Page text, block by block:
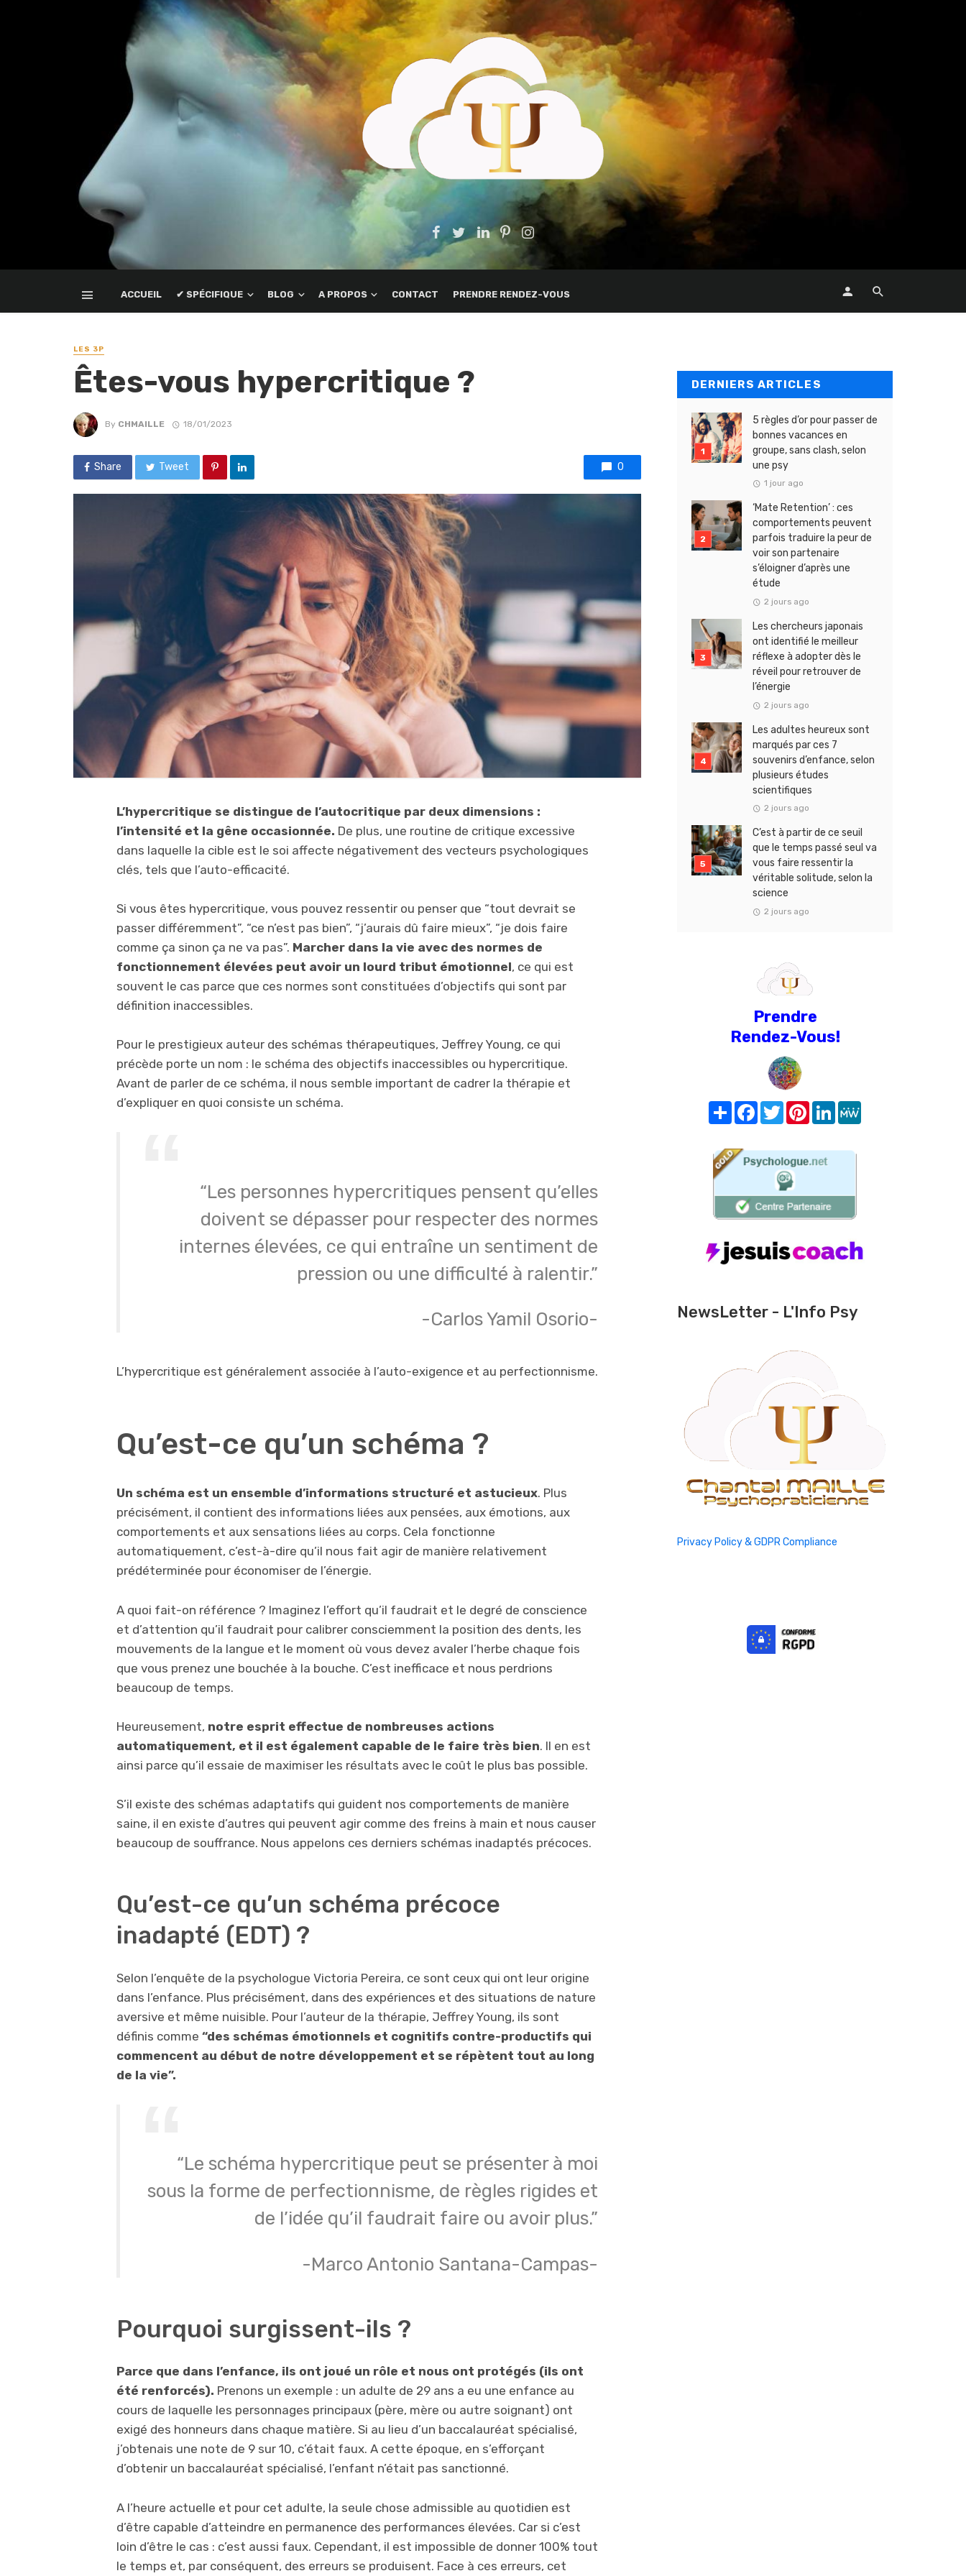
ACCUEIL ✔ SPÉCIFIQUE BLOG A PROPOS CONTACT PRENDRE RENDEZ-VOUS
LES 3P
Êtes-vous hypercritique ?
By CHMAILLE 18/01/2023
Share Tweet 0
L’hypercritique se distingue de l’autocritique par deux dimensions :
l’intensité et la gêne occasionnée. De plus, une routine de critique excessive
dans laquelle la cible est le soi affecte négativement des vecteurs psychologiques
clés, tels que l’auto-efficacité.
Si vous êtes hypercritique, vous pouvez ressentir ou penser que “tout devrait se
passer différemment”, “ce n’est pas bien”, “j’aurais dû faire mieux”, “je dois faire
comme ça sinon ça ne va pas”. Marcher dans la vie avec des normes de
fonctionnement élevées peut avoir un lourd tribut émotionnel, ce qui est
souvent le cas parce que ces normes sont constituées d’objectifs qui sont par
définition inaccessibles.
Pour le prestigieux auteur des schémas thérapeutiques, Jeffrey Young, ce qui
précède porte un nom : le schéma des objectifs inaccessibles ou hypercritique.
Avant de parler de ce schéma, il nous semble important de cadrer la thérapie et
d’expliquer en quoi consiste un schéma.
“Les personnes hypercritiques pensent qu’elles
doivent se dépasser pour respecter des normes
internes élevées, ce qui entraîne un sentiment de
pression ou une difficulté à ralentir.”
-Carlos Yamil Osorio-
L’hypercritique est généralement associée à l’auto-exigence et au perfectionnisme.
Qu’est-ce qu’un schéma ?
Un schéma est un ensemble d’informations structuré et astucieux. Plus
précisément, il contient des informations liées aux pensées, aux émotions, aux
comportements et aux sensations liées au corps. Cela fonctionne
automatiquement, c’est-à-dire qu’il nous fait agir de manière relativement
prédéterminée pour économiser de l’énergie.
A quoi fait-on référence ? Imaginez l’effort qu’il faudrait et le degré de conscience
et d’attention qu’il faudrait pour calibrer consciemment la position des dents, les
mouvements de la langue et le moment où vous devez avaler l’herbe chaque fois
que vous prenez une bouchée à la bouche. C’est inefficace et nous perdrions
beaucoup de temps.
Heureusement, notre esprit effectue de nombreuses actions
automatiquement, et il est également capable de le faire très bien. Il en est
ainsi parce qu’il essaie de maximiser les résultats avec le coût le plus bas possible.
S’il existe des schémas adaptatifs qui guident nos comportements de manière
saine, il en existe d’autres qui peuvent agir comme des freins à main et nous causer
beaucoup de souffrance. Nous appelons ces derniers schémas inadaptés précoces.
Qu’est-ce qu’un schéma précoce
inadapté (EDT) ?
Selon l’enquête de la psychologue Victoria Pereira, ce sont ceux qui ont leur origine
dans l’enfance. Plus précisément, dans des expériences et des situations de nature
aversive et même nuisible. Pour l’auteur de la thérapie, Jeffrey Young, ils sont
définis comme “des schémas émotionnels et cognitifs contre-productifs qui
commencent au début de notre développement et se répètent tout au long
de la vie”.
“Le schéma hypercritique peut se présenter à moi
sous la forme de perfectionnisme, de règles rigides et
de l’idée qu’il faudrait faire ou avoir plus.”
-Marco Antonio Santana-Campas-
Pourquoi surgissent-ils ?
Parce que dans l’enfance, ils ont joué un rôle et nous ont protégés (ils ont
été renforcés). Prenons un exemple : un adulte de 29 ans a eu une enfance au
cours de laquelle les personnages principaux (père, mère ou autre soignant) ont
exigé des honneurs dans chaque matière. Si au lieu d’un baccalauréat spécialisé,
j’obtenais une note de 9 sur 10, c’était faux. A cette époque, en s’efforçant
d’obtenir un baccalauréat spécialisé, l’enfant n’était pas sanctionné.
A l’heure actuelle et pour cet adulte, la seule chose admissible au quotidien est
d’être capable d’atteindre en permanence des performances élevées. Car si c’est
loin d’être le cas : c’est aussi faux. Cependant, il est impossible de donner 100% tout
le temps et, par conséquent, des erreurs se produisent. Face à ces erreurs, cet
DERNIERS ARTICLES
5 règles d’or pour passer de
bonnes vacances en
groupe, sans clash, selon
une psy
1 jour ago
‘Mate Retention’ : ces
comportements peuvent
parfois traduire la peur de
voir son partenaire
s’éloigner d’après une
étude
2 jours ago
Les chercheurs japonais
ont identifié le meilleur
réflexe à adopter dès le
réveil pour retrouver de
l’énergie
2 jours ago
Les adultes heureux sont
marqués par ces 7
souvenirs d’enfance, selon
plusieurs études
scientifiques
2 jours ago
C’est à partir de ce seuil
que le temps passé seul va
vous faire ressentir la
véritable solitude, selon la
science
2 jours ago
Prendre
Rendez-Vous!
Share FacebookTwitterPinterest
LinkedIn
NewsLetter - L'Info Psy
Privacy Policy & GDPR Compliance